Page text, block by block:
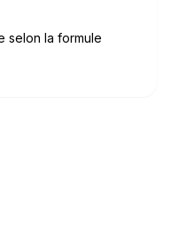
selon la formule